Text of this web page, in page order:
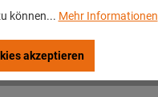
können... Mehr Informationen
akzeptieren